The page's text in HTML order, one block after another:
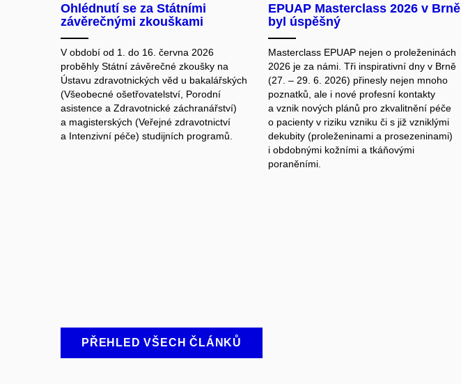
Ohlédnutí se za Státními
závěrečnými zkouškami
V období od 1. do 16. června 2026
proběhly Státní závěrečné zkoušky na
Ústavu zdravotnických věd u bakalářských
(Všeobecné ošetřovatelství, Porodní
asistence a Zdravotnické záchranářství)
a magisterských (Veřejné zdravotnictví
a Intenzivní péče) studijních programů.
EPUAP Masterclass 2026 v Brně
byl úspěšný
Masterclass EPUAP nejen o proleženinách
2026 je za námi. Tři inspirativní dny v Brně
(27. – 29. 6. 2026) přinesly nejen mnoho
poznatků, ale i nové profesní kontakty
a vznik nových plánů pro zkvalitnění péče
o pacienty v riziku vzniku či s již vzniklými
dekubity (proleženinami a prosezeninami)
i obdobnými kožními a tkáňovými
poraněními.
PŘEHLED VŠECH ČLÁNKŮ